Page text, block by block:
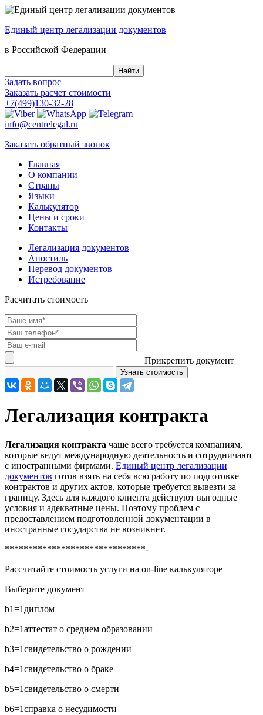
Единый центр легализации документов
в Российской Федерации
Задать вопрос
Заказать расчет стоимости
+7(499)130-32-28
info@centrelegal.ru
Заказать обратный звонок
Главная
О компании
Страны
Языки
Калькулятор
Цены и сроки
Контакты
Легализация документов
Апостиль
Перевод документов
Истребование
Расчитать стоимость
Прикрепить документ
Легализация контракта
Легализация контракта чаще всего требуется компаниям,
которые ведут международную деятельность и сотрудничают
с иностранными фирмами. Единый центр легализации
документов готов взять на себя всю работу по подготовке
контрактов и других актов, которые требуется вывезти за
границу. Здесь для каждого клиента действуют выгодные
условия и адекватные цены. Поэтому проблем с
предоставлением подготовленной документации в
иностранные государства не возникнет.
******************************-
Рассчитайте стоимость услуги на on-line калькуляторе
Выберите документ
b1=1 диплом
b2=1аттестат о среднем образовании
b3=1свидетельство о рождении
b4=1свидетельство о браке
b5=1свидетельство о смерти
b6=1справка о несудимости